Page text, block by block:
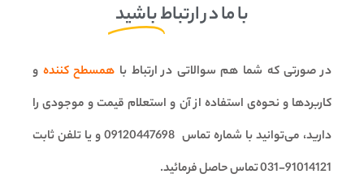
با ما در ارتباطباشید
در صورتی که شما هم سوالاتی در ارتباط با همسطح کننده و
کاربردها و نحوه‌ی استفاده از آن و استعلام قیمت و موجودی را
دارید، می‌توانید با شماره تماس 09120447698و یا تلفن ثابت
91014121-031
تماس حاصل فرمائید.